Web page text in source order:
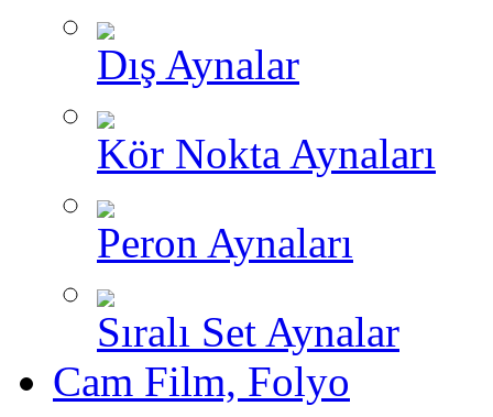
Dış Aynalar
Kör Nokta Aynaları
Peron Aynaları
Sıralı Set Aynalar
Cam Film, Folyo